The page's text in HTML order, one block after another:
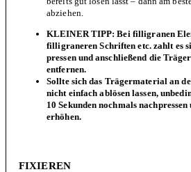
abziehen.
KLEINER TIPP: Bei filligranen
filligraneren Schriften etc. zahlt es
pressen und anschließend die
entfernen.
Sollte sich das Trägermaterial an
nicht einfach ablösen lassen,
10 Sekunden nochmals
erhöhen.
FIXIEREN